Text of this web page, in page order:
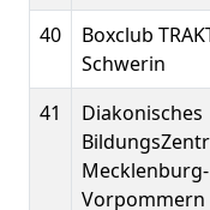
40
Boxclub
Schwerin
41
Diakonisches
Mecklenburg-
Vorpommern